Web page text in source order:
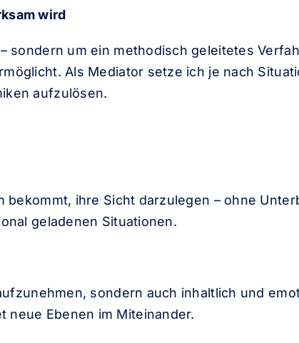
wird
sondern um ein methodisch geleitetes
Als Mediator setze ich je nach
aufzulösen.
bekommt, ihre Sicht darzulegen – ohne
geladenen Situationen.
sondern auch inhaltlich und
Ebenen im Miteinander.